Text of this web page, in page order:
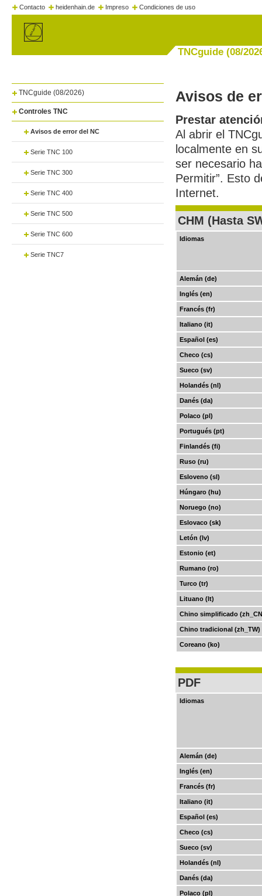
Contacto heidenhain.de Impreso Condiciones de uso
TNCguide (08/
TNCguide (08/2026)
Controles TNC
Avisos de error del NC
Serie TNC 100
Serie TNC 300
Serie TNC 400
Serie TNC 500
Serie TNC 600
Serie TNC7
Avisos de
Prestar
Al abrir el
localmente en
ser necesario
Permitir”. Esto
Internet.
CHM (Hasta
Idiomas
Alemán (de)
Inglés (en)
Francés (fr)
Italiano (it)
Español (es)
Checo (cs)
Sueco (sv)
Holandés (nl)
Danés (da)
Polaco (pl)
Portugués (pt)
Finlandés (fi)
Ruso (ru)
Esloveno (sl)
Húngaro (hu)
Noruego (no)
Eslovaco (sk)
Letón (lv)
Estonio (et)
Rumano (ro)
Turco (tr)
Lituano (lt)
Chino simplificado
Chino tradicional (zh_TW)
Coreano (ko)
PDF
Idiomas
Alemán (de)
Inglés (en)
Francés (fr)
Italiano (it)
Español (es)
Checo (cs)
Sueco (sv)
Holandés (nl)
Danés (da)
Polaco (pl)